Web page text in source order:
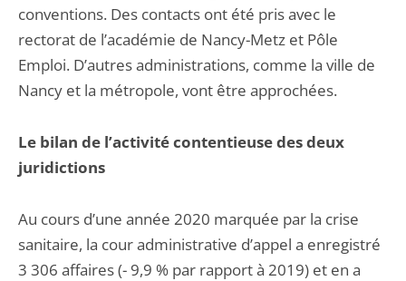
conventions. Des contacts ont été pris avec le
rectorat de l’académie de Nancy-Metz et Pôle
Emploi. D’autres administrations, comme la ville de
Nancy et la métropole, vont être approchées.
Le bilan de l’activité contentieuse des deux
juridictions
Au cours d’une année 2020 marquée par la crise
sanitaire, la cour administrative d’appel a enregistré
3 306 affaires (- 9,9 % par rapport à 2019) et en a